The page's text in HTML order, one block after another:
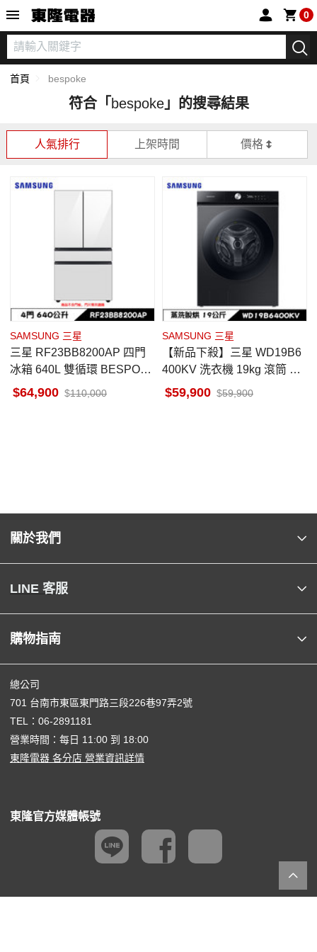
0
首頁 bespoke
符合「 bespoke」的搜尋結果
人氣排行 上架時間 價格
SAMSUNG 三星
三星 RF23BB8200AP 四門
冰箱 640L 雙循環 BESPOK
E 自訂門板 (需要另外購買門
64,900 110,000
SAMSUNG 三星
【新品下殺】三星 WD19B6
400KV 洗衣機 19kg 滾筒 蒸
洗脫烘 BESPOKE
59,900 59,900
關於我們
LINE 客服
購物指南
總公司
701 台南市東區東門路三段226巷97弄2號
TEL： 06-2891181
營業時間：每日 11:00 到 18:00
東隆電器 各分店 營業資訊詳情
東隆官方媒體帳號